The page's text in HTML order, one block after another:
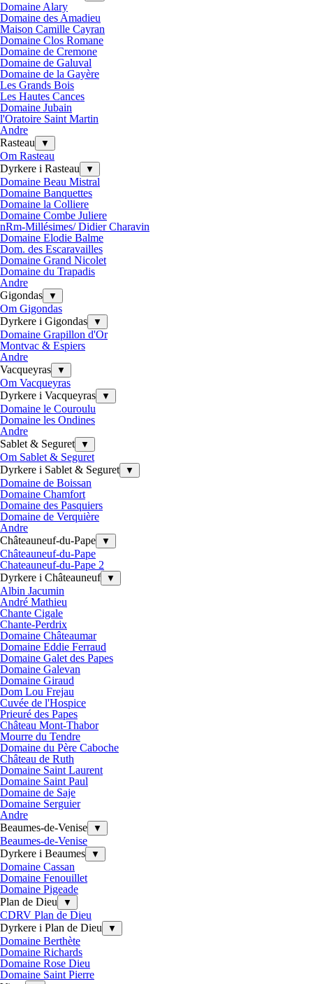
Domaine Alary
Domaine des Amadieu
Maison Camille Cayran
Domaine Clos Romane
Domaine de Cremone
Domaine de Galuval
Domaine de la Gayère
Les Grands Bois
Les Hautes Cances
Domaine Jubain
l'Oratoire Saint Martin
Andre
Rasteau
▼
Om Rasteau
Dyrkere i Rasteau
▼
Domaine Beau Mistral
Domaine Banquettes
Domaine la Colliere
Domaine Combe Juliere
nRm-Millésimes/ Didier Charavin
Domaine Elodie Balme
Dom. des Escaravailles
Domaine Grand Nicolet
Domaine du Trapadis
Andre
Gigondas
▼
Om Gigondas
Dyrkere i Gigondas
▼
Domaine Grapillon d'Or
Montvac & Espiers
Andre
Vacqueyras
▼
Om Vacqueyras
Dyrkere i Vacqueyras
▼
Domaine le Couroulu
Domaine les Ondines
Andre
Sablet & Seguret
▼
Om Sablet & Seguret
Dyrkere i Sablet & Seguret
▼
Domaine de Boissan
Domaine Chamfort
Domaine des Pasquiers
Domaine de Verquière
Andre
Châteauneuf-du-Pape
▼
Châteauneuf-du-Pape
Chateauneuf-du-Pape 2
Dyrkere i Châteauneuf
▼
Albin Jacumin
André Mathieu
Chante Cigale
Chante-Perdrix
Domaine Châteaumar
Domaine Eddie Ferraud
Domaine Galet des Papes
Domaine Galevan
Domaine Giraud
Dom Lou Frejau
Cuvée de l'Hospice
Prieuré des Papes
Château Mont-Thabor
Mourre du Tendre
Domaine du Père Caboche
Château de Ruth
Domaine Saint Laurent
Domaine Saint Paul
Domaine de Saje
Domaine Serguier
Andre
Beaumes-de-Venise
▼
Beaumes-de-Venise
Dyrkere i Beaumes
▼
Domaine Cassan
Domaine Fenouillet
Domaine Pigeade
Plan de Dieu
▼
CDRV Plan de Dieu
Dyrkere i Plan de Dieu
▼
Domaine Berthète
Domaine Richards
Domaine Rose Dieu
Domaine Saint Pierre